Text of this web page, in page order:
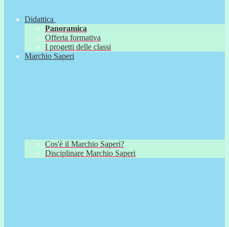
Didattica
Panoramica
Offerta formativa
I progetti delle classi
Marchio Saperi
Cos'è il Marchio Saperi?
Disciplinare Marchio Saperi